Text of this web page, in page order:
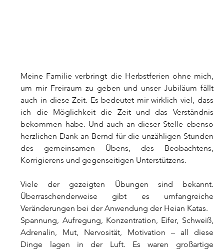
Meine Familie verbringt die Herbstferien ohne mich,
um mir Freiraum zu geben und unser Jubiläum fällt
auch in diese Zeit. Es bedeutet mir wirklich viel, dass
ich die Möglichkeit die Zeit und das Verständnis
bekommen habe. Und auch an dieser Stelle ebenso
herzlichen Dank an Bernd für die unzähligen Stunden
des gemeinsamen Übens, des Beobachtens,
Korrigierens und gegenseitigen Unterstützens.
Viele der gezeigten Übungen sind bekannt.
Überraschenderweise gibt es umfangreiche
Veränderungen bei der Anwendung der Heian Katas.
Spannung, Aufregung, Konzentration, Eifer, Schweiß,
Adrenalin, Mut, Nervosität, Motivation – all diese
Dinge lagen in der Luft. Es waren großartige